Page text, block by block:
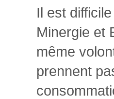
Il est
Minergie et
même
prennent